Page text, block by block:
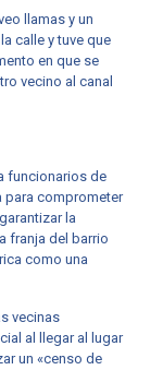
llamas y un
calle y tuve que
en que se
vecino al canal
funcionarios de
para comprometer
la
franja del barrio
como una
vecinas
al llegar al lugar
un «censo de